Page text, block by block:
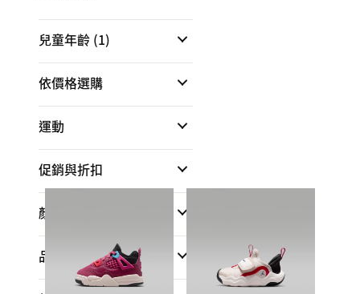
兒童年齡 (1)
依價格選購
運動
促銷與折扣
顏色
品牌